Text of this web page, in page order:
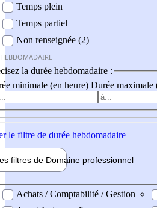
Temps plein
Temps partiel
Non renseignée (2)
la durée hebdomadaire :
minimale (en heure) Durée maximale
le filtre de durée hebdomadaire
filtres de Domaine professionnel
professionel
Achats / Comptabilité / Gestion